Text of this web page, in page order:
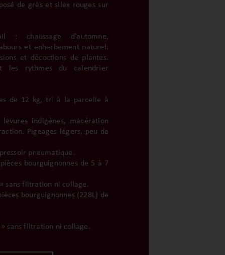
de grès et silex rouges sur
chaussage d’automne,
et enherbement naturel.
et décoctions de plantes.
les rythmes du calendrier
de 12 kg, tri à la parcelle à
indigènes, macération
Pigeages légers, peu de
pneumatique.
bourguignonnes de 5 à 7
sans filtration ni collage.
bourguignonnes (228L) de
sans filtration ni collage.